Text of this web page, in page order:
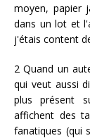
moyen, papier
dans un lot et
j'étais content
2 Quand un
qui veut aussi
plus présent
affichent des
fanatiques (qui